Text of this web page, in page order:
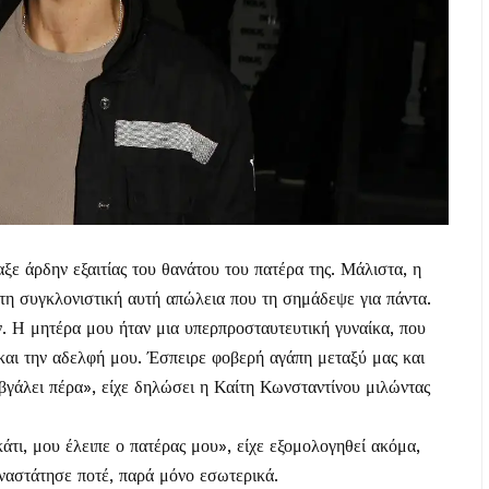
άρδην εξαιτίας του θανάτου του πατέρα της. Μάλιστα, η
συγκλονιστική αυτή απώλεια που τη σημάδεψε για πάντα.
μητέρα μου ήταν μια υπερπροσταυτευτική γυναίκα, που
την αδελφή μου. Έσπειρε φοβερή αγάπη μεταξύ μας και
πέρα», είχε δηλώσει η Καίτη Κωνσταντίνου μιλώντας
μου έλειπε ο πατέρας μου», είχε εξομολογηθεί ακόμα,
ποτέ, παρά μόνο εσωτερικά.